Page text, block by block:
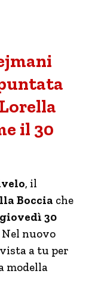
il 30
, il
Boccia che
giovedì 30
Nel nuovo
a tu per
modella